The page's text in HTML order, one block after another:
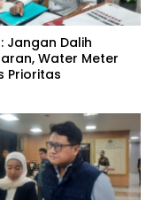
Jangan Dalih
Water Meter
Prioritas